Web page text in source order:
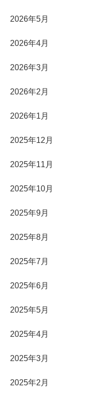
2026年5月
2026年4月
2026年3月
2026年2月
2026年1月
2025年12月
2025年11月
2025年10月
2025年9月
2025年8月
2025年7月
2025年6月
2025年5月
2025年4月
2025年3月
2025年2月